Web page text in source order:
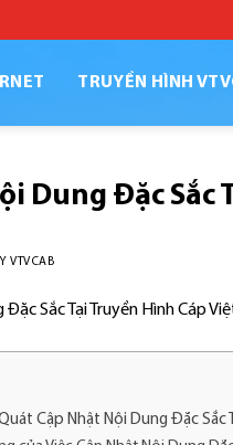
TRUYỀN HÌNH
Dung Đặc Sắc
VTVCAB
Cập Nhật Nội Dung Đặc Sắc